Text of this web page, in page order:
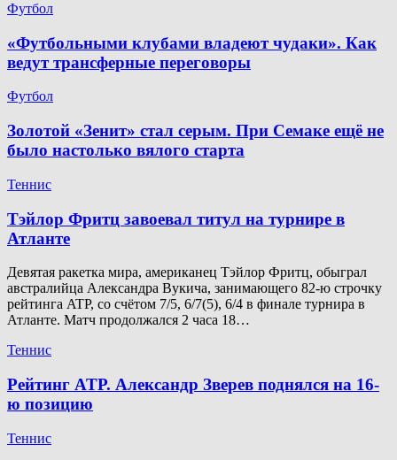
Футбол
«Футбольными клубами владеют чудаки». Как
ведут трансферные переговоры
Футбол
Золотой «Зенит» стал серым. При Семаке ещё не
было настолько вялого старта
Теннис
Тэйлор Фритц завоевал титул на турнире в
Атланте
Девятая ракетка мира, американец Тэйлор Фритц, обыграл
австралийца Александра Вукича, занимающего 82-ю строчку
рейтинга ATP, со счётом 7/5, 6/7(5), 6/4 в финале турнира в
Атланте. Матч продолжался 2 часа 18…
Теннис
Рейтинг ATP. Александр Зверев поднялся на 16-
ю позицию
Теннис